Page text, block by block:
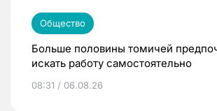
Общество
Больше половины томичей
искать работу самостоятельно
08:31 / 06.08.26